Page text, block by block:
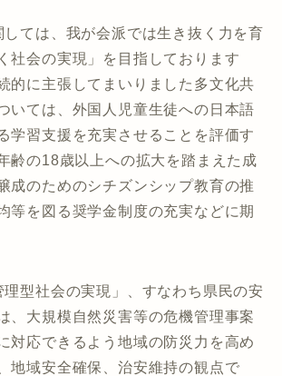
ては、我が会派では生き抜く力を育
社会の実現」を目指しております
的に主張してまいりました多文化共
いては、外国人児童生徒への日本語
学習支援を充実させることを評価す
齢の18歳以上への拡大を踏まえた成
成のためのシチズンシップ教育の推
等を図る奨学金制度の充実などに期
型社会の実現」、すなわち県民の安
、大規模自然災害等の危機管理事案
対応できるよう地域の防災力を高め
地域安全確保、治安維持の観点で